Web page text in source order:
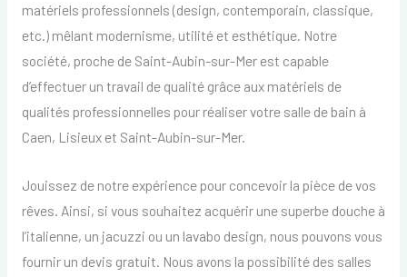
matériels professionnels (design, contemporain, classique,
etc.) mêlant modernisme, utilité et esthétique. Notre
société, proche de Saint-Aubin-sur-Mer est capable
d’effectuer un travail de qualité grâce aux matériels de
qualités professionnelles pour réaliser votre salle de bain à
Caen, Lisieux et Saint-Aubin-sur-Mer.
Jouissez de notre expérience pour concevoir la pièce de vos
rêves. Ainsi, si vous souhaitez acquérir une superbe douche à
l’italienne, un jacuzzi ou un lavabo design, nous pouvons vous
fournir un devis gratuit. Nous avons la possibilité des salles